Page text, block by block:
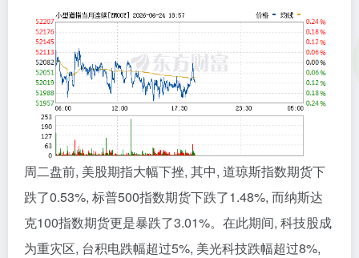
周二盘前, 美股期指大幅下挫, 其中, 道琼斯指数期货下
跌了0.53%, 标普500指数期货下跌了1.48%, 而纳斯达
克100指数期货更是暴跌了3.01%。在此期间, 科技股成
为重灾区, 台积电跌幅超过5%, 美光科技跌幅超过8%,